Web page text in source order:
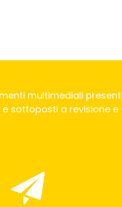
multimediali
sottoposti a revisione